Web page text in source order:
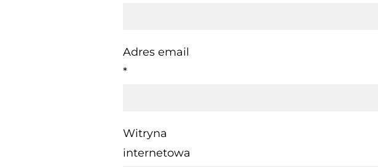
Adres email
*
Witryna
internetowa